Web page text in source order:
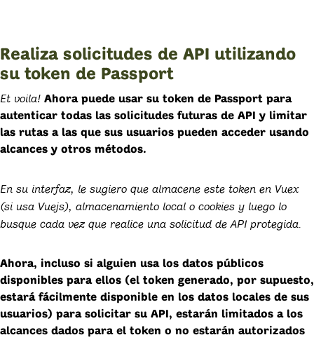
Realiza solicitudes de API utilizando
su token de Passport
Et voila! Ahora puede usar su token de Passport para
autenticar todas las solicitudes futuras de API y limitar
las rutas a las que sus usuarios pueden acceder usando
alcances y otros métodos.
En su interfaz, le sugiero que almacene este token en Vuex
(si usa Vuejs), almacenamiento local o cookies y luego lo
busque cada vez que realice una solicitud de API protegida.
Ahora, incluso si alguien usa los datos públicos
disponibles para ellos (el token generado, por supuesto,
estará fácilmente disponible en los datos locales de sus
usuarios) para solicitar su API, estarán limitados a los
alcances dados para el token o no estarán autorizados